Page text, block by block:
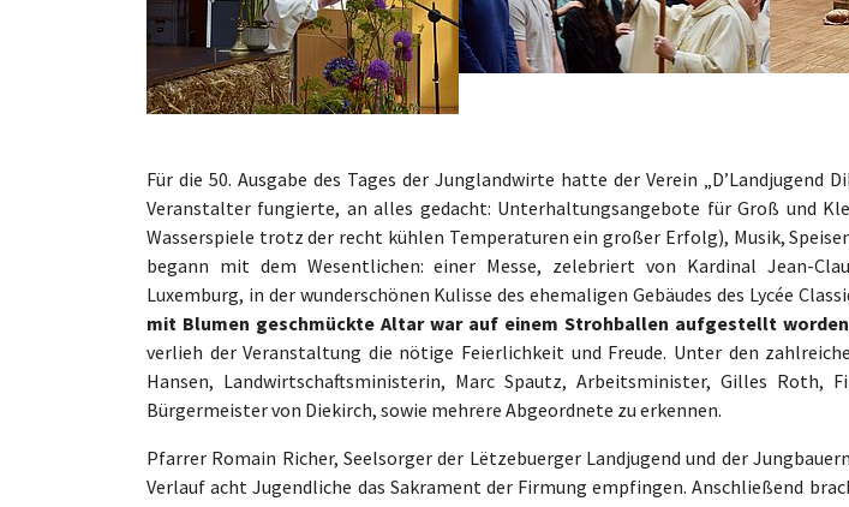
Für die 50. Ausgabe des Tages der Junglandwirte hatte der Verein „D’Landjugend
Veranstalter fungierte, an alles gedacht: Unterhaltungsangebote für Groß und
Wasserspiele trotz der recht kühlen Temperaturen ein großer Erfolg), Musik,
begann mit dem Wesentlichen: einer Messe, zelebriert von Kardinal Jean-
Luxemburg, in der wunderschönen Kulisse des ehemaligen Gebäudes des Lycée
mit Blumen geschmückte Altar war auf einem Strohballen aufgestellt worden
verlieh der Veranstaltung die nötige Feierlichkeit und Freude. Unter den
Hansen, Landwirtschaftsministerin, Marc Spautz, Arbeitsminister, Gilles Roth,
Bürgermeister von Diekirch, sowie mehrere Abgeordnete zu erkennen.
Pfarrer Romain Richer, Seelsorger der Lëtzebuerger Landjugend und der
Verlauf acht Jugendliche das Sakrament der Firmung empfingen. Anschließend